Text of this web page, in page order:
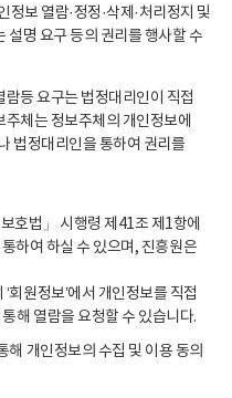
보 열람·정정·삭제·처리정지 및
설명 요구 등의 권리를 행사할 수
등 요구는 법정대리인이 직접
체는 정보주체의 개인정보에
법정대리인을 통하여 권리를
호법」 시행령 제41조 제1항에
하여 하실 수 있으며, 진흥원은
회원정보’에서 개인정보를 직접
통해 열람을 요청할 수 있습니다.
해 개인정보의 수집 및 이용 동의